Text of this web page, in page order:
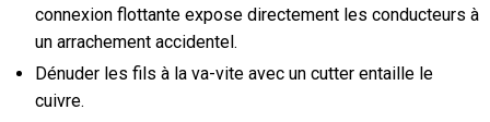
connexion flottante expose directement les conducteurs à
un arrachement accidentel.
Dénuder les fils à la va-vite avec un cutter entaille le
cuivre.